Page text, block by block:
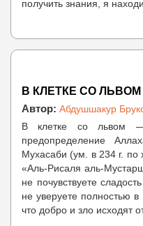
получить знания, я
В КЛЕТКЕ СО ЛЬВОМ
Автор: Абдушшакур
В клетке со львом
предопределение
Мухасаби (ум. в 234 г. по
«Аль-Рисаля аль-
не почувствуете
не уверуете полностью
что добро и зло исходят